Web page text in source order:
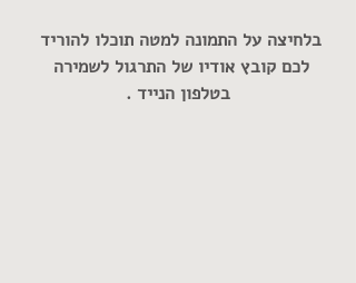
בלחיצה על התמונה למטה תוכלו להוריד
לכם קובץ אודיו של התרגול לשמירה
בטלפון הנייד .